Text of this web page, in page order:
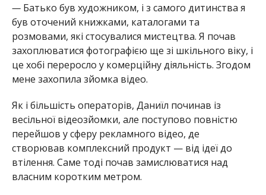
— Батько був художником, і з самого дитинства я
був оточений книжками, каталогами та
розмовами, які стосувалися мистецтва. Я почав
захоплюватися фотографією ще зі шкільного віку, і
це хобі переросло у комерційну діяльність. Згодом
мене захопила зйомка відео.
Як і більшість операторів, Даниїл починав із
весільної відеозйомки, але поступово повністю
перейшов у сферу рекламного відео, де
створював комплексний продукт — від ідеї до
втілення. Саме тоді почав замислюватися над
власним коротким метром.